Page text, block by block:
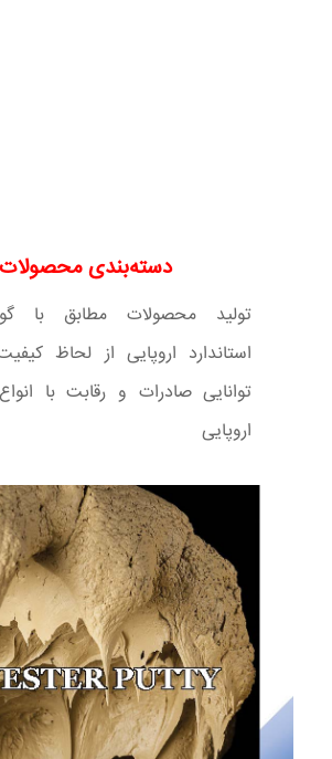
دسته‌بندی محصولات
تولید محصولات مطابق با
استاندارد اروپایی از لحاظ
توانایی صادرات و رقابت با
اروپایی